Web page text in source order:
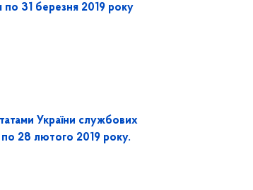
по 31 березня 2019 року
України службових
по 28 лютого 2019 року.